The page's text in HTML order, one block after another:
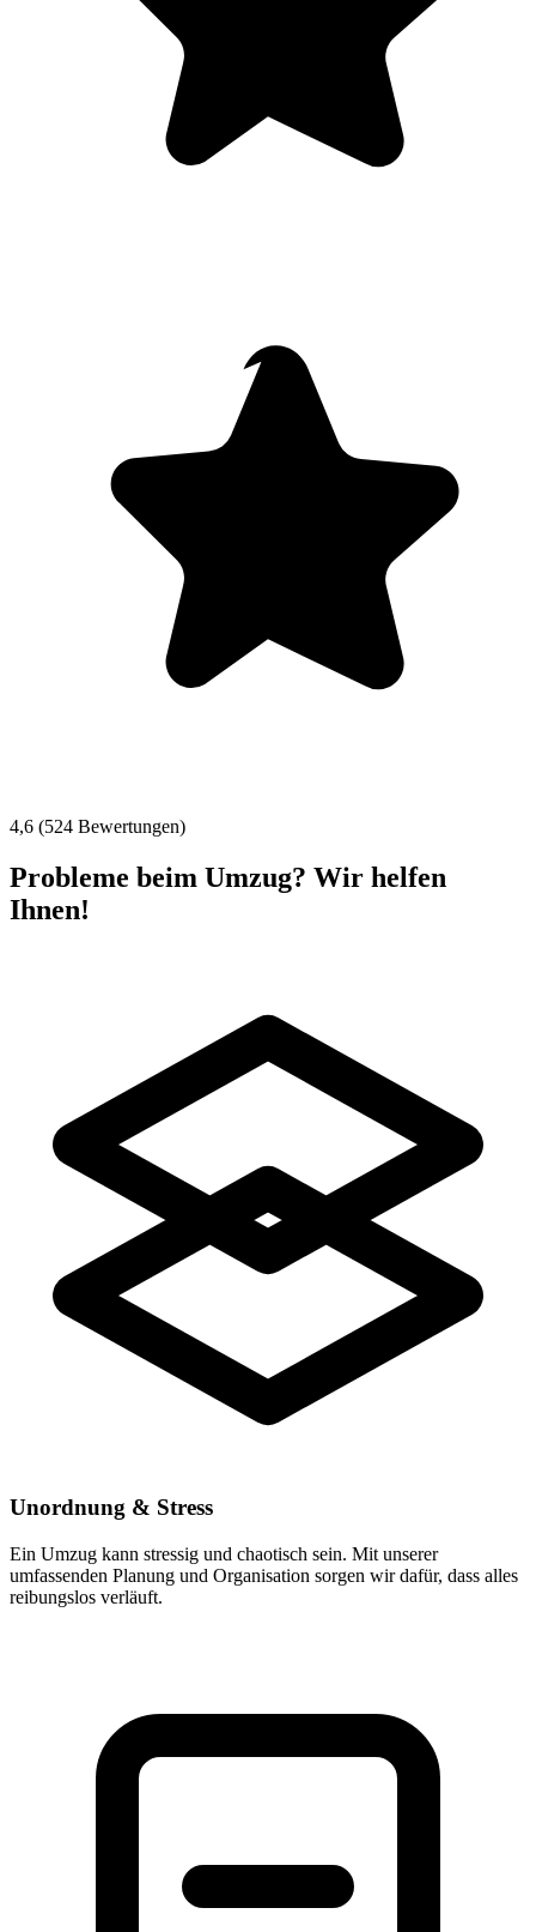
4,6 (524 Bewertungen)
Probleme beim Umzug? Wir helfen
Ihnen!
Unordnung & Stress
Ein Umzug kann stressig und chaotisch sein. Mit unserer
umfassenden Planung und Organisation sorgen wir dafür, dass alles
reibungslos verläuft.